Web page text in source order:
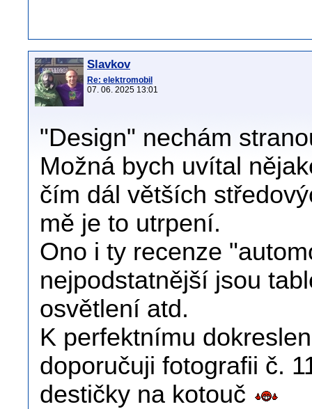
Slavkov
Re: elektromobil
07. 06. 2025 13:01
"Design" nechám
Možná bych uvítal
čím dál větších
mě je to utrpení.
Ono i ty recenze
nejpodstatnější jsou
osvětlení atd.
K perfektnímu
doporučuji fotografii č.
destičky na kotouč